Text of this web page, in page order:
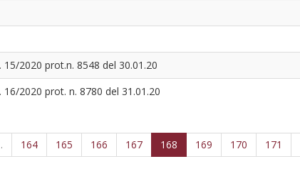
15/2020 prot.n. 8548 del 30.01.20
16/2020 prot. n. 8780 del 31.01.20
164 165 166 167 168 169 170 171